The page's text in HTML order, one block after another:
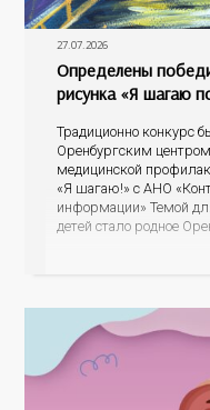
27.07.2026
Определены
рисунка «Я шагаю
Традиционно конкурс
Оренбургским
медицинской
«Я шагаю!» с АНО
информации» Темой
детей стало родное